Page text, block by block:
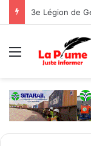
Menu